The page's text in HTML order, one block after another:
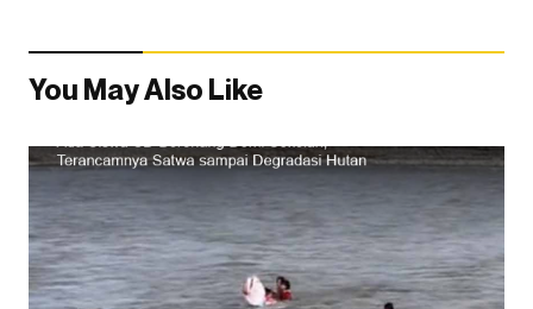
You May Also Like